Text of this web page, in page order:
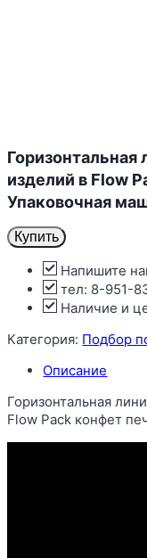
изделий в Flow
Упаковочная
Купить
Напишите
тел: 8-951-
Наличие и
Категория: Подбор
Описание
Горизонтальная
Flow Pack конфет